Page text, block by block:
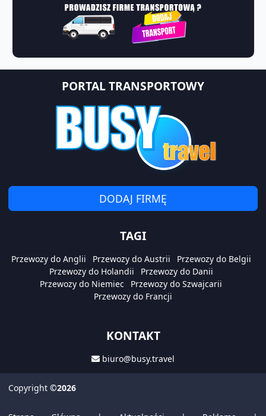
PORTAL TRANSPORTOWY
DODAJ FIRMĘ
TAGI
Przewozy do Anglii Przewozy do Austrii
Przewozy do Belgii
Przewozy do Holandii
Przewozy do Danii
Przewozy do Niemiec
Przewozy do Szwajcarii
Przewozy do Francji
KONTAKT
biuro@busy.travel
Copyright ©2026